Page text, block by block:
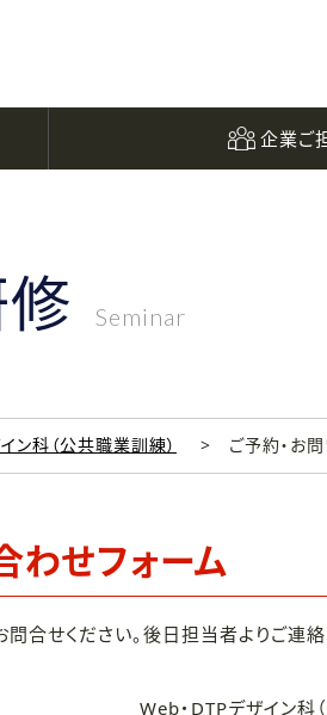
企業ご
Seminar
ン科（公共職業訓練） ご予約・お
わせフォーム
合せください。後日担当者よりご連絡
Web・DTPデザイン科